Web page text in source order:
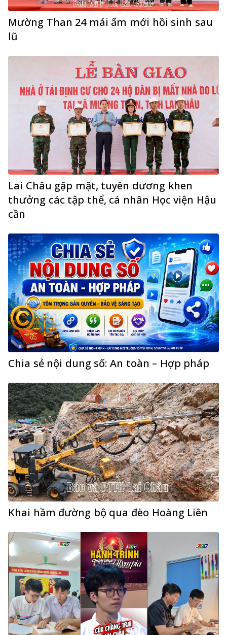
Mường Than 24 mái ấm mới hồi sinh sau
lũ
Lai Châu gặp mặt, tuyên dương khen
thưởng các tập thể, cá nhân Học viện Hậu
cần
Chia sẻ nội dung số: An toàn – Hợp pháp
Khai hầm đường bộ qua đèo Hoàng Liên